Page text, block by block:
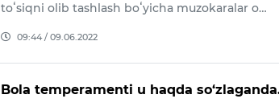
toʻsiqni olib tashlash boʻyicha muzokaralar o…
09:44 / 09.06.2022
Bola temperamenti u haqda